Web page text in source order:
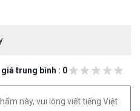
trung bình : 0